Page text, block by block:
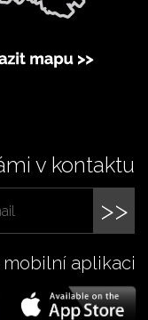
v kontaktu
>>
mobilní aplikaci